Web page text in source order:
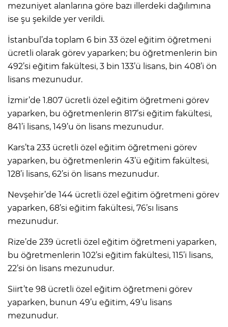
mezuniyet alanlarına göre bazı illerdeki dağılımına
ise şu şekilde yer verildi.
İstanbul’da toplam 6 bin 33 özel eğitim öğretmeni
ücretli olarak görev yaparken; bu öğretmenlerin bin
492’si eğitim fakültesi, 3 bin 133’ü lisans, bin 408’i ön
lisans mezunudur.
İzmir’de 1.807 ücretli özel eğitim öğretmeni görev
yaparken, bu öğretmenlerin 817’si eğitim fakültesi,
841’i lisans, 149’u ön lisans mezunudur.
Kars’ta 233 ücretli özel eğitim öğretmeni görev
yaparken, bu öğretmenlerin 43’ü eğitim fakültesi,
128’i lisans, 62’si ön lisans mezunudur.
Nevşehir’de 144 ücretli özel eğitim öğretmeni görev
yaparken, 68’si eğitim fakültesi, 76’sı lisans
mezunudur.
Rize’de 239 ücretli özel eğitim öğretmeni yaparken,
bu öğretmenlerin 102’si eğitim fakültesi, 115’i lisans,
22’si ön lisans mezunudur.
Siirt’te 98 ücretli özel eğitim öğretmeni görev
yaparken, bunun 49’u eğitim, 49’u lisans
mezunudur.